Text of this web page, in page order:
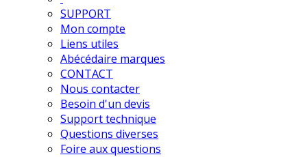
SUPPORT
Mon compte
Liens utiles
Abécédaire marques
CONTACT
Nous contacter
Besoin d'un devis
Support technique
Questions diverses
Foire aux questions